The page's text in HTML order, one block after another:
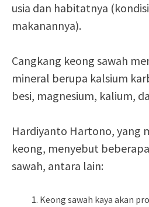
usia dan habitatnya
makanannya).
Cangkang keong sawah
mineral berupa kalsium
besi, magnesium, kalium,
Hardiyanto Hartono, yang
keong, menyebut
sawah, antara lain:
Keong sawah kaya akan